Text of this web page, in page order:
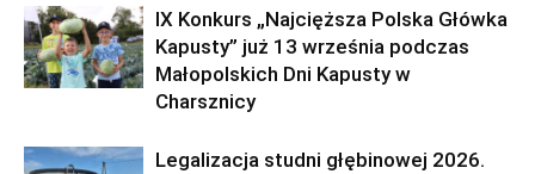
IX Konkurs „Najcięższa Polska Główka
Kapusty” już 13 września podczas
Małopolskich Dni Kapusty w
Charsznicy
Legalizacja studni głębinowej 2026.